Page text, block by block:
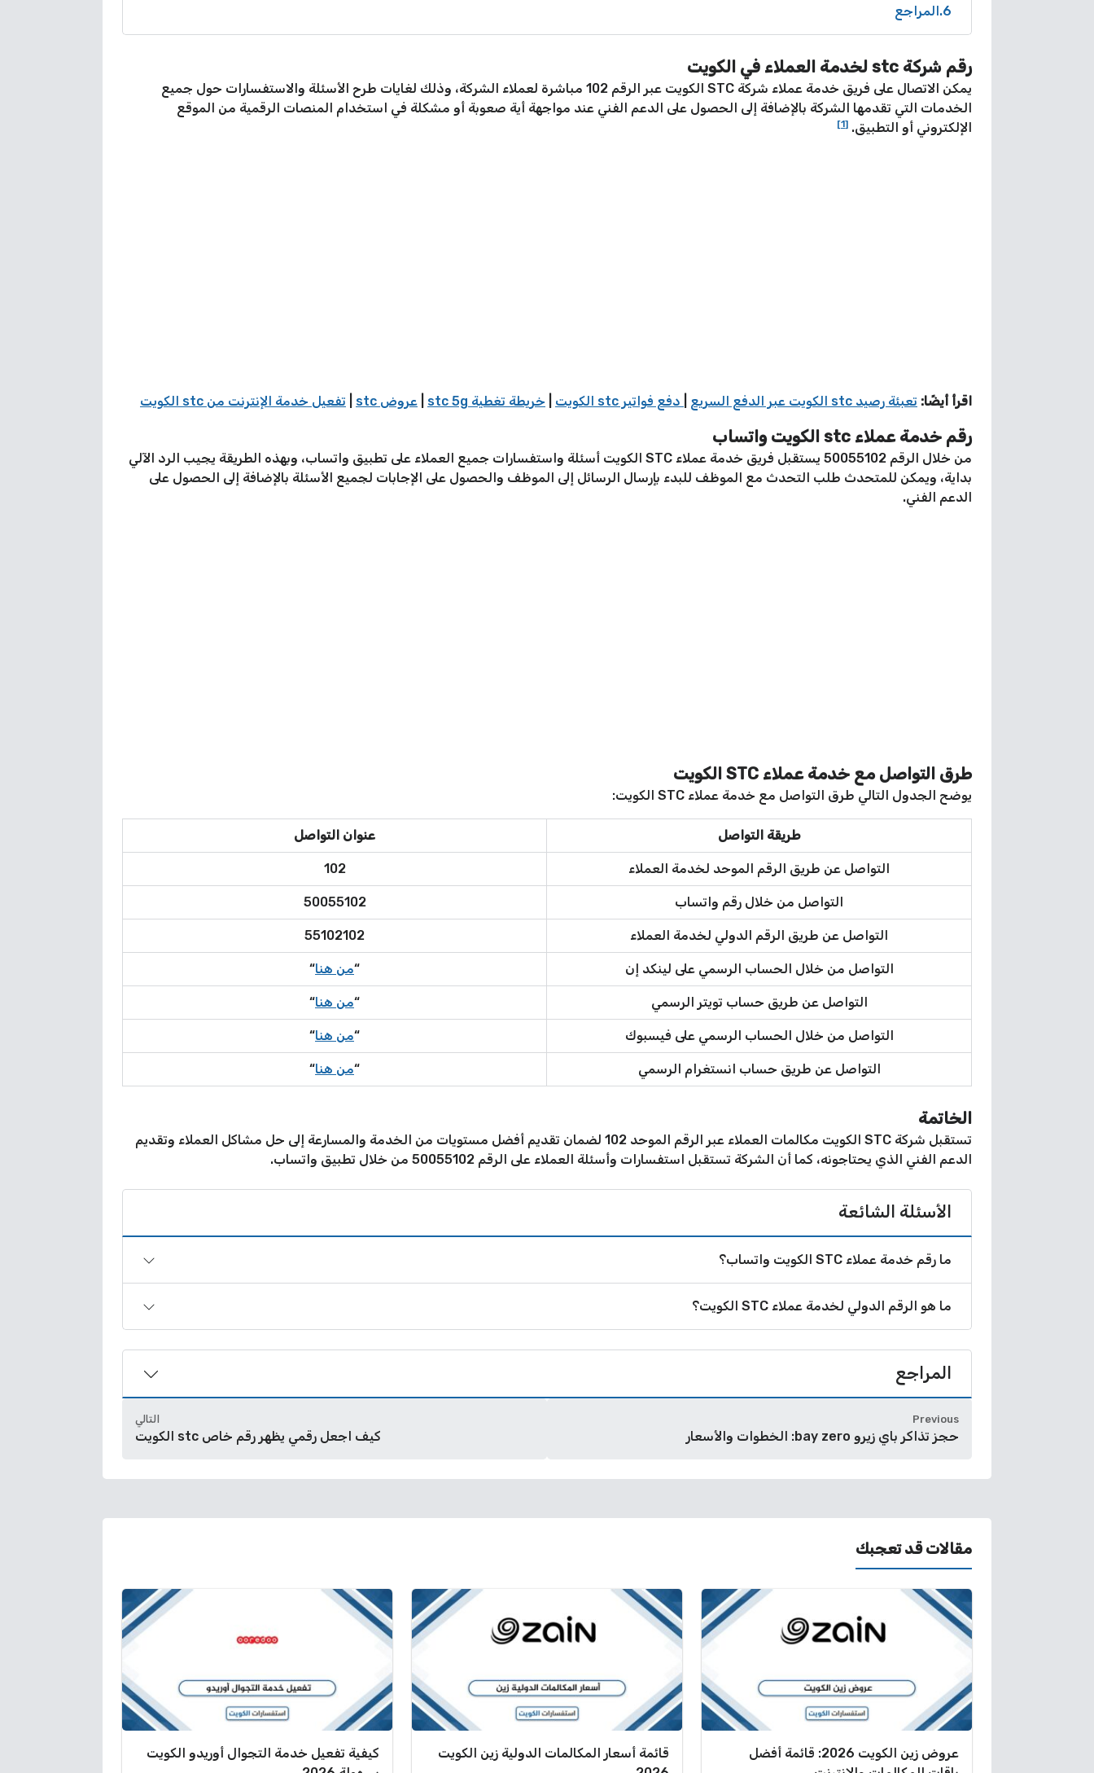
6 المراجع
رقم شركة stc لخدمة العملاء في الكويت
يمكن الاتصال على فريق خدمة عملاء شركة STC الكويت عبر الرقم 102 مباشرة لعملاء الشركة، وذلك لغايات طرح الأسئلة والاستفسارات حول جميع
الخدمات التي تقدمها الشركة بالإضافة إلى الحصول على الدعم الفني عند مواجهة أية صعوبة أو مشكلة في استخدام المنصات الرقمية من الموقع
الإلكتروني أو التطبيق. [1]
اقرأ أيضًا: تعبئة رصيد stc الكويت عبر الدفع السريع دفع فواتير stc الكويت خريطة تغطية stc 5g عروض stc تفعيل خدمة الإنترنت من stc الكويت
رقم خدمة عملاء stc الكويت واتساب
من خلال الرقم 50055102 يستقبل فريق خدمة عملاء STC الكويت أسئلة واستفسارات جميع العملاء على تطبيق واتساب، وبهذه الطريقة يجيب الرد الآلي
بداية، ويمكن للمتحدث طلب التحدث مع الموظف للبدء بإرسال الرسائل إلى الموظف والحصول على الإجابات لجميع الأسئلة بالإضافة إلى الحصول على
الدعم الفني.
طرق التواصل مع خدمة عملاء STC الكويت
يوضح الجدول التالي طرق التواصل مع خدمة عملاء STC الكويت:
طريقة التواصل عنوان التواصل
التواصل عن طريق الرقم الموحد لخدمة العملاء 102
التواصل من خلال رقم واتساب 50055102
التواصل عن طريق الرقم الدولي لخدمة العملاء 55102102
التواصل من خلال الحساب الرسمي على لينكد إن “من هنا“
التواصل عن طريق حساب تويتر الرسمي “من هنا“
التواصل من خلال الحساب الرسمي على فيسبوك “من هنا“
التواصل عن طريق حساب انستغرام الرسمي “من هنا“
الخاتمة
تستقبل شركة STC الكويت مكالمات العملاء عبر الرقم الموحد 102 لضمان تقديم أفضل مستويات من الخدمة والمسارعة إلى حل مشاكل العملاء وتقديم
الدعم الفني الذي يحتاجونه، كما أن الشركة تستقبل استفسارات وأسئلة العملاء على الرقم 50055102 من خلال تطبيق واتساب.
الأسئلة الشائعة
ما رقم خدمة عملاء STC الكويت واتساب؟
ما هو الرقم الدولي لخدمة عملاء STC الكويت؟
المراجع
Previous
حجز تذاكر باي زيرو bay zero: الخطوات والأسعار
التالي
كيف اجعل رقمي يظهر رقم خاص stc الكويت
مقالات قد تعجبك
عروض زين الكويت 2026: قائمة أفضل
قائمة أسعار المكالمات الدولية زين الكويت
كيفية تفعيل خدمة التجوال أوريدو الكويت